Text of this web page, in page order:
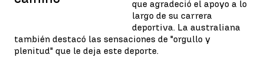
que agradeció el apoyo a lo
largo de su carrera
deportiva. La australiana
también destacó las sensaciones de "orgullo y
plenitud" que le deja este deporte.